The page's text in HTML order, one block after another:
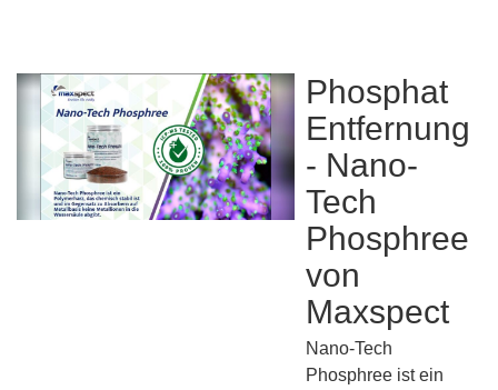
Phosphat
Entfernung
- Nano-
Tech
Phosphree
von
Maxspect
Nano-Tech
Phosphree ist ein